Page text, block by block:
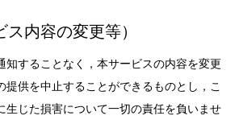
内容の変更等）
知することなく，本サービスの内容を変更
提供を中止することができるものとし，こ
生じた損害について一切の責任を負いませ